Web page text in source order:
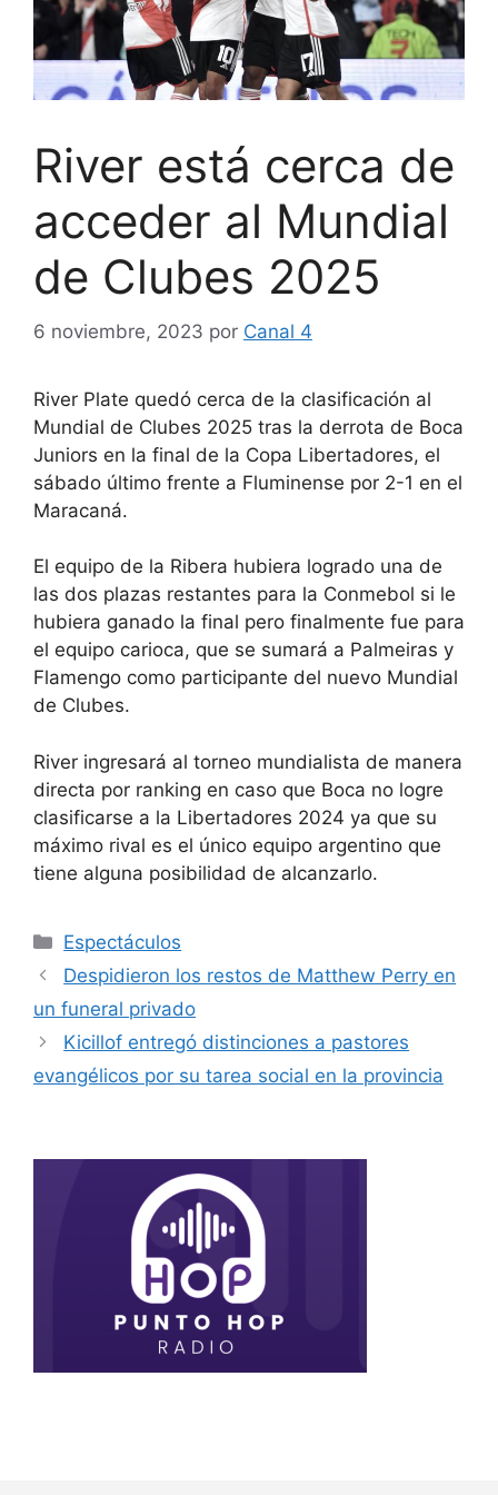
River está cerca de
acceder al Mundial
de Clubes 2025
6 noviembre, 2023 por Canal 4
River Plate quedó cerca de la clasificación al
Mundial de Clubes 2025 tras la derrota de Boca
Juniors en la final de la Copa Libertadores, el
sábado último frente a Fluminense por 2-1 en el
Maracaná.
El equipo de la Ribera hubiera logrado una de
las dos plazas restantes para la Conmebol si le
hubiera ganado la final pero finalmente fue para
el equipo carioca, que se sumará a Palmeiras y
Flamengo como participante del nuevo Mundial
de Clubes.
River ingresará al torneo mundialista de manera
directa por ranking en caso que Boca no logre
clasificarse a la Libertadores 2024 ya que su
máximo rival es el único equipo argentino que
tiene alguna posibilidad de alcanzarlo.
Espectáculos
Despidieron los restos de Matthew Perry en
un funeral privado
Kicillof entregó distinciones a pastores
evangélicos por su tarea social en la provincia